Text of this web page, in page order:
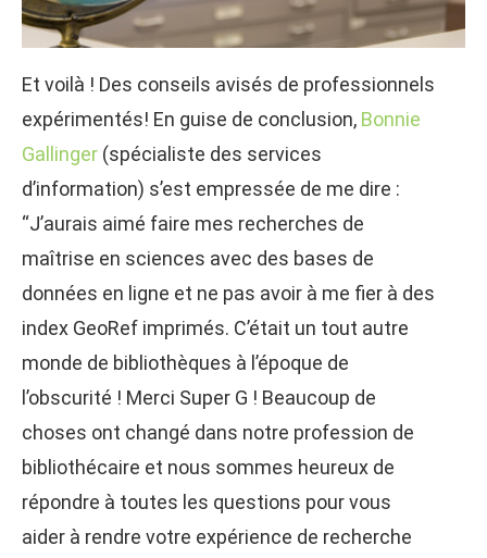
Et voilà ! Des conseils avisés de professionnels
expérimentés! En guise de conclusion, Bonnie
Gallinger (spécialiste des services
d’information) s’est empressée de me dire :
“J’aurais aimé faire mes recherches de
maîtrise en sciences avec des bases de
données en ligne et ne pas avoir à me fier à des
index GeoRef imprimés. C’était un tout autre
monde de bibliothèques à l’époque de
l’obscurité ! Merci Super G ! Beaucoup de
choses ont changé dans notre profession de
bibliothécaire et nous sommes heureux de
répondre à toutes les questions pour vous
aider à rendre votre expérience de recherche